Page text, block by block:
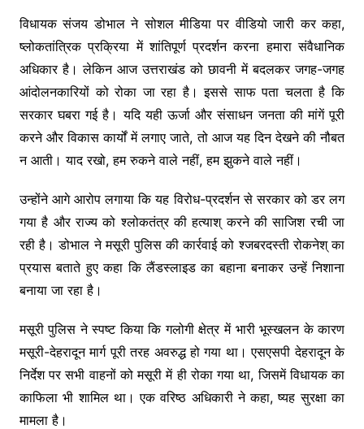
विधायक संजय डोभाल ने सोशल मीडिया पर वीडियो जारी कर कहा,
ष्लोकतांत्रिक प्रक्रिया में शांतिपूर्ण प्रदर्शन करना हमारा संवैधानिक
अधिकार है। लेकिन आज उत्तराखंड को छावनी में बदलकर जगह-जगह
आंदोलनकारियों को रोका जा रहा है। इससे साफ पता चलता है कि
सरकार घबरा गई है। यदि यही ऊर्जा और संसाधन जनता की मांगें पूरी
करने और विकास कार्यों में लगाए जाते, तो आज यह दिन देखने की नौबत
न आती। याद रखो, हम रुकने वाले नहीं, हम झुकने वाले नहीं।
उन्होंने आगे आरोप लगाया कि यह विरोध-प्रदर्शन से सरकार को डर लग
गया है और राज्य को श्लोकतंत्र की हत्याश् करने की साजिश रची जा
रही है। डोभाल ने मसूरी पुलिस की कार्रवाई को श्जबरदस्ती रोकनेश् का
प्रयास बताते हुए कहा कि लैंडस्लाइड का बहाना बनाकर उन्हें निशाना
बनाया जा रहा है।
मसूरी पुलिस ने स्पष्ट किया कि गलोगी क्षेत्र में भारी भूस्खलन के कारण
मसूरी-देहरादून मार्ग पूरी तरह अवरुद्ध हो गया था। एसएसपी देहरादून के
निर्देश पर सभी वाहनों को मसूरी में ही रोका गया था, जिसमें विधायक का
काफिला भी शामिल था। एक वरिष्ठ अधिकारी ने कहा, ष्यह सुरक्षा का
मामला है।